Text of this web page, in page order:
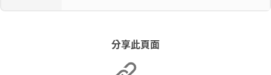
分享此頁面